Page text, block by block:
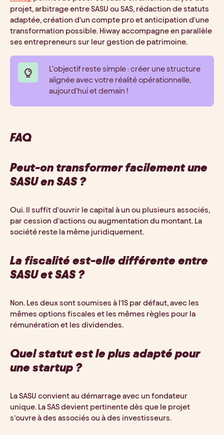
projet, arbitrage entre SASU ou SAS, rédaction de statuts
adaptée, création d’un compte pro et anticipation d’une
transformation possible. Hiway accompagne en parallèle
ses entrepreneurs sur leur gestion de patrimoine.
L’objectif reste simple : créer une structure
alignée avec votre réalité opérationnelle,
aujourd’hui et demain !
FAQ
Peut-on transformer facilement une
SASU en SAS ?
Oui. Il suffit d’ouvrir le capital à un ou plusieurs associés,
par cession d’actions ou augmentation du montant. La
société reste la même juridiquement.
La fiscalité est-elle différente entre
SASU et SAS ?
Non. Les deux sont soumises à l’IS par défaut, avec les
mêmes options fiscales et les mêmes règles pour la
rémunération et les dividendes.
Quel statut est le plus adapté pour
une startup ?
La SASU convient au démarrage avec un fondateur
unique. La SAS devient pertinente dès que le projet
s’ouvre à des associés ou à des investisseurs.